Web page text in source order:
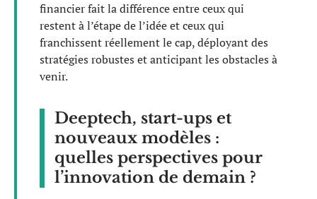
financier fait la différence entre ceux qui
restent à l’étape de l’idée et ceux qui
franchissent réellement le cap, déployant des
stratégies robustes et anticipant les obstacles à
venir.
Deeptech, start-ups et
nouveaux modèles :
quelles perspectives pour
l’innovation de demain ?